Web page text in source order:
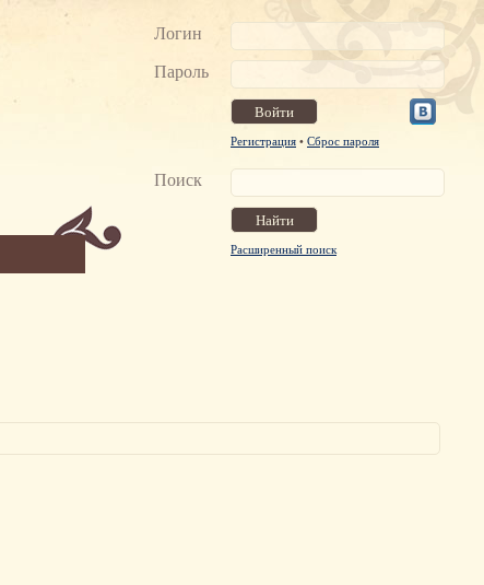
Логин
Пароль
Регистрация • Сброс пароля
Поиск
Расширенный поиск